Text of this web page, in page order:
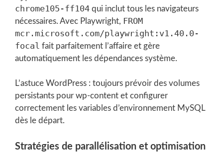
chrome105-ff104 qui inclut tous les navigateurs
nécessaires. Avec Playwright, FROM
mcr.microsoft.com/playwright:v1.40.0-
focal fait parfaitement l’affaire et gère
automatiquement les dépendances système.
L’astuce WordPress : toujours prévoir des volumes
persistants pour wp-content et configurer
correctement les variables d’environnement MySQL
dès le départ.
Stratégies de parallélisation et optimisation